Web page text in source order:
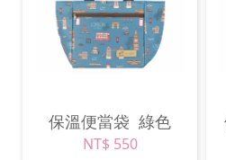
保溫便當袋 綠色
NT$ 550